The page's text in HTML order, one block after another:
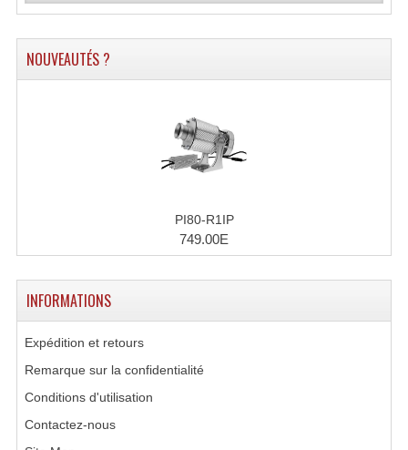
NOUVEAUTÉS ?
PI80-R1IP
749.00E
INFORMATIONS
Expédition et retours
Remarque sur la confidentialité
Conditions d'utilisation
Contactez-nous